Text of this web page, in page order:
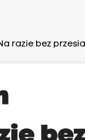
razie bez